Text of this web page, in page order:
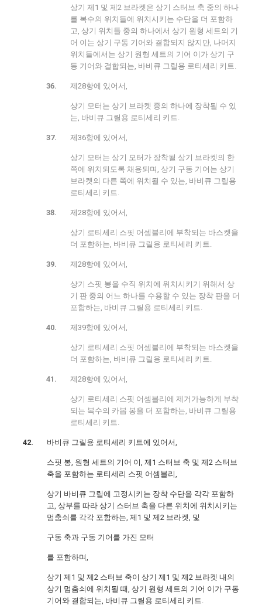
상기 제1 및 제2 브라켓은 상기 스터브 축 중의 하나
를 복수의 위치들에 위치시키는 수단을 더 포함하
고, 상기 위치들 중의 하나에서 상기 원형 세트의 기
어 이는 상기 구동 기어와 결합되지 않지만, 나머지
위치들에서는 상기 원형 세트의 기어 이가 상기 구
동 기어와 결합되는, 바비큐 그릴용 로티세리 키트.
제28항에 있어서,
상기 모터는 상기 브라켓 중의 하나에 장착될 수 있
는, 바비큐 그릴용 로티세리 키트.
제36항에 있어서,
상기 모터는 상기 모터가 장착될 상기 브라켓의 한
쪽에 위치되도록 채용되며, 상기 구동 기어는 상기
브라켓의 다른 쪽에 위치될 수 있는, 바비큐 그릴용
로티세리 키트.
제28항에 있어서,
상기 로티세리 스핏 어셈블리에 부착되는 바스켓을
더 포함하는, 바비큐 그릴용 로티세리 키트.
제28항에 있어서,
상기 스핏 봉을 수직 위치에 위치시키기 위해서 상
기 판 중의 어느 하나를 수용할 수 있는 장착 판을 더
포함하는, 바비큐 그릴용 로티세리 키트.
제39항에 있어서,
상기 로티세리 스핏 어셈블리에 부착되는 바스켓을
더 포함하는, 바비큐 그릴용 로티세리 키트.
제28항에 있어서,
상기 로티세리 스핏 어셈블리에 제거가능하게 부착
되는 복수의 카봅 봉을 더 포함하는, 바비큐 그릴용
로티세리 키트.
바비큐 그릴용 로티세리 키트에 있어서,
스핏 봉, 원형 세트의 기어 이, 제1 스터브 축 및 제2 스터브
축을 포함하는 로티세리 스핏 어셈블리,
상기 바비큐 그릴에 고정시키는 장착 수단을 각각 포함하
고, 상부를 따라 상기 스터브 축을 다른 위치에 위치시키는
멈춤쇠를 각각 포함하는, 제1 및 제2 브라켓, 및
구동 축과 구동 기어를 가진 모터
를 포함하며,
상기 제1 및 제2 스터브 축이 상기 제1 및 제2 브라켓 내의
상기 멈춤쇠에 위치될 때, 상기 원형 세트의 기어 이가 구동
기어와 결합되는, 바비큐 그릴용 로티세리 키트.